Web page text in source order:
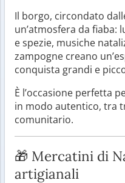
Il borgo, circondato
un’atmosfera da fiaba:
e spezie, musiche
zampogne creano
conquista grandi e
È l’occasione perfetta
in modo autentico, tra
comunitario.
🎁 Mercatini di
artigianali